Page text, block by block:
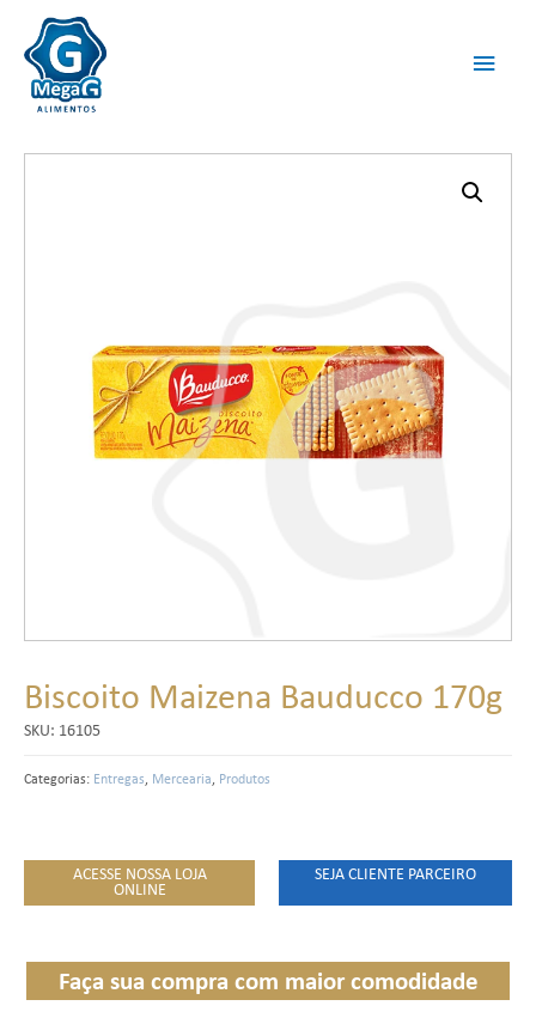
Biscoito Maizena Bauducco 170g
SKU: 16105
Categorias: Entregas, Mercearia, Produtos
ACESSE NOSSA LOJA
ONLINE
SEJA CLIENTE PARCEIRO
Faça sua compra com maior comodidade